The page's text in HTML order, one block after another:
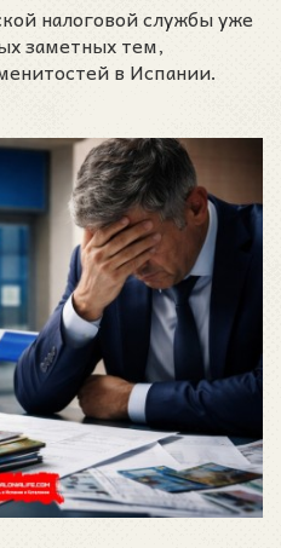
налоговой службы уже
заметных тем,
в Испании.